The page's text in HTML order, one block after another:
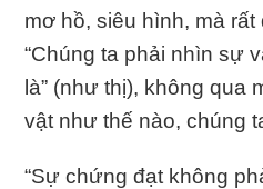
mơ hồ, siêu hình, mà rất
“Chúng ta phải nhìn sự
là” (như thị), không qua
vật như thế nào, chúng
“Sự chứng đạt không